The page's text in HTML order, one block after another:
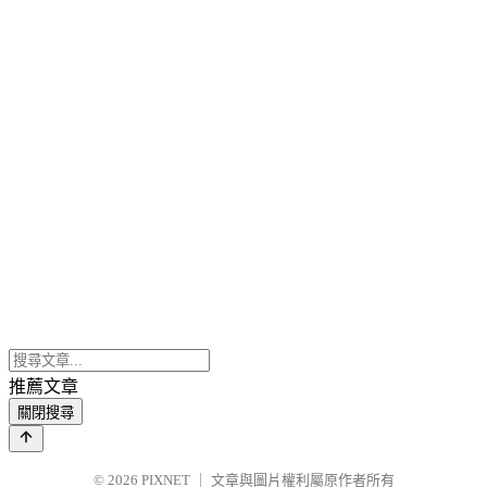
推薦文章
關閉搜尋
© 2026 PIXNET 文章與圖片權利屬原作者所有